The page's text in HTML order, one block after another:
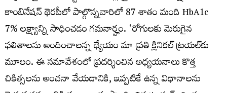
కాంబినేషన్‌ థెరపీలో పాల్గొన్నవారిలో 87 శాతం మంది HbA1c
7% లక్ష్యాన్ని సాధించడం గమనార్హం. ‘రోగులకు మెరుగైన
ఫలితాలను అందించాలన్న ధ్యేయం మా ప్రతి క్లినికల్‌ ట్రయల్‌కు
మూలం. ఈ సమావేశంలో ప్రదర్శించిన అధ్యయనాలు కొత్త
చికిత్సలను అంచనా వేయడానికి, ఇప్పటికే ఉన్న విధానాలను